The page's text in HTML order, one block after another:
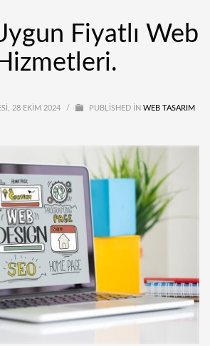
Fiyatlı Web
28 EKIM 2024 / PUBLISHED IN WEB TASARIM